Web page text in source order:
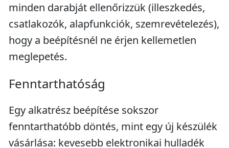
minden darabját ellenőrizzük (illeszkedés,
csatlakozók, alapfunkciók, szemrevételezés),
hogy a beépítésnél ne érjen kellemetlen
meglepetés.
Fenntarthatóság
Egy alkatrész beépítése sokszor
fenntarthatóbb döntés, mint egy új készülék
vásárlása: kevesebb elektronikai hulladék